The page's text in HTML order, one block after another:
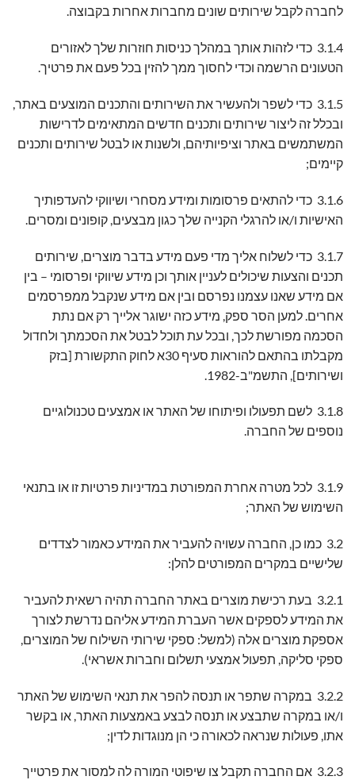
לחברה לקבל שירותים שונים מחברות אחרות בקבוצה.
3.1.4 כדי לזהות אותך במהלך כניסות חוזרות שלך לאזורים
הטעונים הרשמה וכדי לחסוך ממך להזין בכל פעם את פרטיך.
3.1.5 כדי לשפר ולהעשיר את השירותים והתכנים המוצעים באתר,
ובכלל זה ליצור שירותים ותכנים חדשים המתאימים לדרישות
המשתמשים באתר וציפיותיהם, ולשנות או לבטל שירותים ותכנים
קיימים;
3.1.6 כדי להתאים פרסומות ומידע מסחרי ושיווקי להעדפותיך
האישיות ו/או להרגלי הקנייה שלך כגון מבצעים, קופונים ומסרים.
3.1.7 כדי לשלוח אליך מדי פעם מידע בדבר מוצרים, שירותים
תכנים והצעות שיכולים לעניין אותך וכן מידע שיווקי ופרסומי – בין
אם מידע שאנו עצמנו נפרסם ובין אם מידע שנקבל ממפרסמים
אחרים. למען הסר ספק, מידע כזה ישוגר אלייך רק אם נתת
הסכמה מפורשת לכך, ובכל עת תוכל לבטל את הסכמתך ולחדול
מקבלתו בהתאם להוראות סעיף 30א לחוק התקשורת [בזק
ושירותים], התשמ"ב-1982.
3.1.8 לשם תפעולו ופיתוחו של האתר או אמצעים טכנולוגיים
נוספים של החברה.
3.1.9 לכל מטרה אחרת המפורטת במדיניות פרטיות זו או בתנאי
השימוש של האתר;
3.2 כמו כן, החברה עשויה להעביר את המידע כאמור לצדדים
שלישיים במקרים המפורטים להלן:
3.2.1 בעת רכישת מוצרים באתר החברה תהיה רשאית להעביר
את המידע לספקים אשר העברת המידע אליהם נדרשת לצורך
אספקת מוצרים אלה (למשל: ספקי שירותי השילוח של המוצרים,
ספקי סליקה, תפעול אמצעי תשלום וחברות אשראי).
3.2.2 במקרה שתפר או תנסה להפר את תנאי השימוש של האתר
ו/או במקרה שתבצע או תנסה לבצע באמצעות האתר, או בקשר
אתו, פעולות שנראה לכאורה כי הן מנוגדות לדין;
3.2.3 אם החברה תקבל צו שיפוטי המורה לה למסור את פרטייך